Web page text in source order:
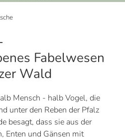
Fabelwesen
Wald
Mensch - halb Vogel, die
unter den Reben der Pfalz
besagt, dass sie aus der
Enten und Gänsen mit